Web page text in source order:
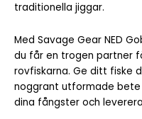
traditionella jiggar.
Med Savage Gear NED
du får en trogen partner
rovfiskarna. Ge ditt fiske
noggrant utformade
dina fångster och